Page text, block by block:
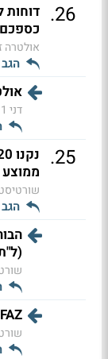
26
. דוחות
אולטרה
דני
25
.
ממוצע 1045 (ל"ת)
FAZ